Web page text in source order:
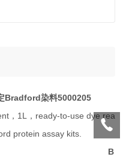
Bradford染料5000205
，1L，ready-to-use dye rea
protein assay kits.
B